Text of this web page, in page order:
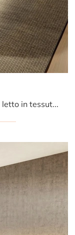
Vuoi ridefinire la zona notte? Eccoti il letto in tessuto Roundy Air 2895 di Lago per spazi design.